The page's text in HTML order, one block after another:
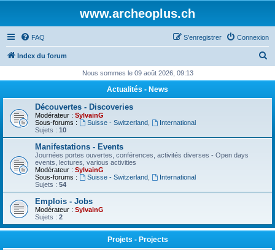
www.archeoplus.ch
FAQ Connexion
S’enregistrer
Index du forum
h
Nous sommes le 09 août 2026, 09:13
Actualités - News
Découvertes - Discoveries
Modérateur : SylvainG
Sous-forums :
Suisse - Switzerland,
International
Sujets : 10
Manifestations - Events
Journées portes ouvertes, conférences, activités diverses - Open days
events, lectures, various activities
Modérateur : SylvainG
Sous-forums :
Suisse - Switzerland,
International
Sujets : 54
Emplois - Jobs
Modérateur : SylvainG
Sujets : 2
Projets - Projects